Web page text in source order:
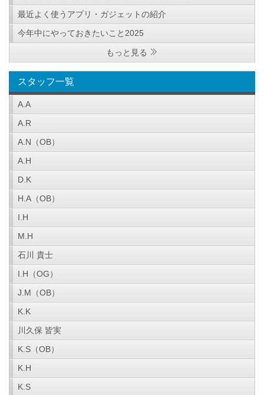
最近よく使うアプリ・ガジェットの紹介
今年中にやっておきたいこと2025
もっと見る
スタッフ一覧
A.A
A.R
A.N（OB）
A.H
D.K
H.A（OB）
I.H
M.H
石川 貴士
I.H（OG）
J.M（OB）
K.K
川久保 皆実
K.S（OB）
K.H
K.S